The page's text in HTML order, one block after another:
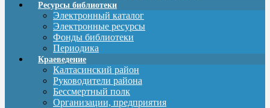
Ресурсы библиотеки
Электронный каталог
Электронные ресурсы
Фонды библиотеки
Периодика
Краеведение
Калтасинский район
Руководители района
Бессмертный полк
Организации, предприятия